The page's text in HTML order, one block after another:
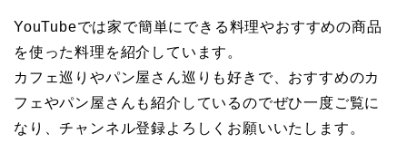
YouTubeでは家で簡単にできる料理やおすすめの商品
を使った料理を紹介しています。
カフェ巡りやパン屋さん巡りも好きで、おすすめのカ
フェやパン屋さんも紹介しているのでぜひ一度ご覧に
なり、チャンネル登録よろしくお願いいたします。